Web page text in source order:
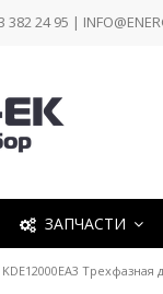
382 24 95 |
ЗАПЧАСТИ
Трехфазная